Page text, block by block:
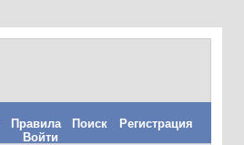
Правила Поиск
Регистрация
Войти